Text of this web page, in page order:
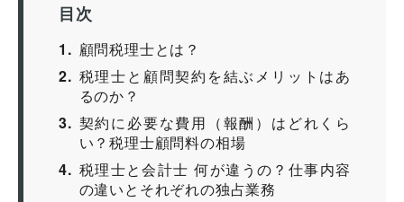
目次
1
顧問税理士とは？
2
税理士と顧問契約を結ぶメリットはあ
るのか？
3
契約に必要な費用（報酬）はどれくら
い？税理士顧問料の相場
4
税理士と会計士 何が違うの？仕事内容
の違いとそれぞれの独占業務